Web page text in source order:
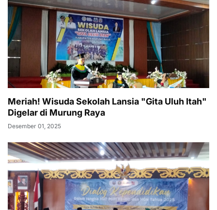
Meriah! Wisuda Sekolah Lansia "Gita Uluh Itah"
Digelar di Murung Raya
Desember 01, 2025